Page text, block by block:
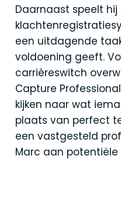
Daarnaast speelt
een uitdagende
voldoening geeft.
carrièreswitch
Capture
kijken naar wat
plaats van perfect
een vastgesteld
Marc aan potentiële